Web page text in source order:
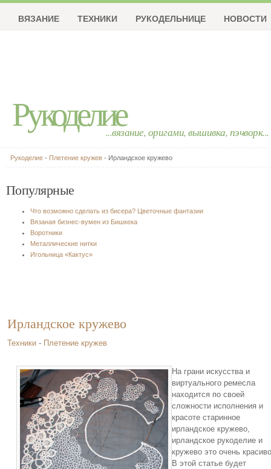
Рукоделие...вязание, оригами, вышивка, пэчворк...
ВЯЗАНИЕ ТЕХНИКИ РУКОДЕЛЬНИЦЕ НОВОСТИ
Рукоделие - Плетение кружев - Ирландское кружево
Популярные
Что возможно сделать из бисера? Цветочные фантазии
Вязаная бизнес-вумен из Бишкека
Воротники
Металлические нитки
Игольница «Кактус»
Ирландское кружево
Техники - Плетение кружев
На грани искусства и
виртуального ремесла
находится по своей
сложности исполнения и
красоте старинное
ирландское кружево,
ирландское рукоделие и
кружево это очень
В этой статье будет